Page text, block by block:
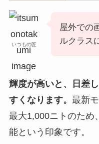
いつもの匠
屋外での
ルクラス
輝度が高いと、日差
すくなります。 最新
最大1,000ニトのため
能という印象です。